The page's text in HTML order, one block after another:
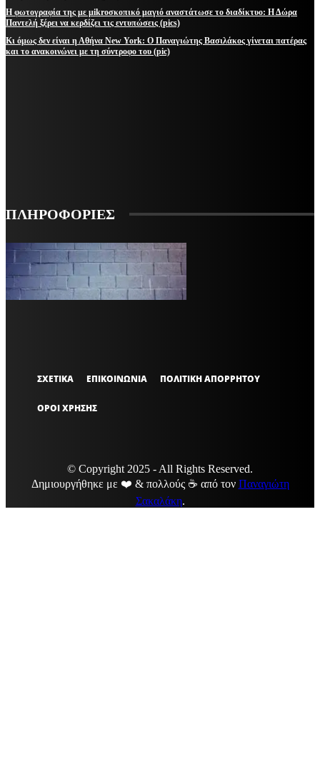
Η φωτογραφία της με μikroσκοπικό μαγιό αναστάτωσε το διαδίκτυο: Η Δώρα
Παντελή ξέρει να κερδίζει τις εντυπώσεις (pics)
Κι όμως δεν είναι η Αθήνα New York: Ο Παναγιώτης Βασιλάκος γίνεται πατέρας
και το ανακοινώνει με τη σύντροφο του (pic)
ΠΛΗΡΟΦΟΡΙΕΣ
VARiEMAi
OFFICIAL
ΣΧΕΤΙΚΑ ΕΠΙΚΟΙΝΩΝΙΑ ΠΟΛΙΤΙΚΗ ΑΠΟΡΡΗΤΟΥ
ΟΡΟΙ ΧΡΗΣΗΣ
© Copyright 2025 - All Rights Reserved.
Δημιουργήθηκε με ❤️ & πολλούς ☕ από τον Παναγιώτη
Σακαλάκη.